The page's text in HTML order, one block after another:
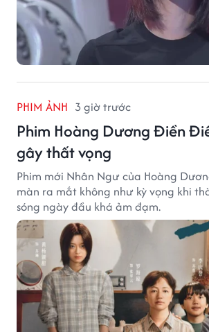
PHIM ẢNH 3 giờ trước
Phim Hoàng Dương Điền
gây thất vọng
Phim mới Nhân Ngư của Hoàng
màn ra mắt không như kỳ vọng khi
sóng ngày đầu khá ảm đạm.